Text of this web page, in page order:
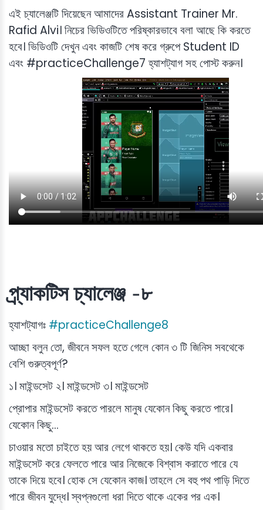
এই চ্যালেঞ্জটি দিয়েছেন আমাদের Assistant Trainer Mr.
Rafid Alvi। নিচের ভিডিওটিতে পরিষ্কারভাবে বলা আছে কি করতে
হবে। ভিডিওটি দেখুন এবং কাজটি শেষ করে গ্রুপে Student ID
এবং #practiceChallenge7 হ্যাশট্যাগ সহ পোস্ট করুন।
প্র্যাকটিস চ্যালেঞ্জ -৮
হ্যাশট্যাগঃ #practiceChallenge8
আচ্ছা বলুন তো, জীবনে সফল হতে গেলে কোন ৩ টি জিনিস সবথেকে
বেশি গুরুত্বপূর্ণ?
১। মাইন্ডসেট ২। মাইন্ডসেট ৩। মাইন্ডসেট
প্রোপার মাইন্ডসেট করতে পারলে মানুষ যেকোন কিছু করতে পারে।
যেকোন কিছু…
চাওয়ার মতো চাইতে হয় আর লেগে থাকতে হয়। কেউ যদি একবার
মাইন্ডসেট করে ফেলতে পারে আর নিজেকে বিশ্বাস করাতে পারে যে
তাকে দিয়ে হবে। হোক সে যেকোন কাজ। তাহলে সে বহু পথ পাড়ি দিতে
পারে জীবন যুদ্ধে। স্বপ্নগুলো ধরা দিতে থাকে একের পর এক।